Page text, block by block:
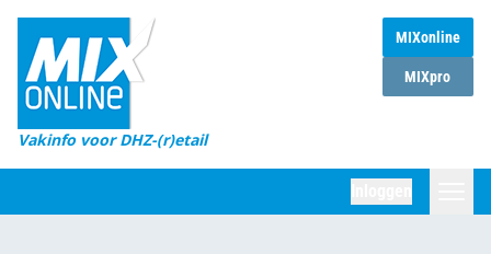
MIXonline
MIXpro
Vakinfo voor DHZ-(r)etail
Home
Magazines
DHZ Sessie